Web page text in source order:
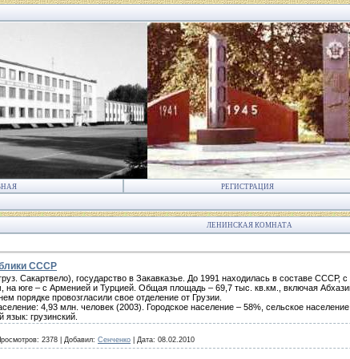
РЕГИСТРАЦИЯ
ЛЕНИНСКАЯ КОМНАТА
СССР
Сакартвело), государство в Закавказье. До 1991 находилась в составе СССР,
на юге – с Арменией и Турцией. Общая площадь – 69,7 тыс. кв.км., включая
порядке провозгласили свое отделение от Грузии.
4,93 млн. человек (2003). Городское население – 58%, сельское
грузинский.
2378 Добавил: Сенченко Дата: 08.02.2010